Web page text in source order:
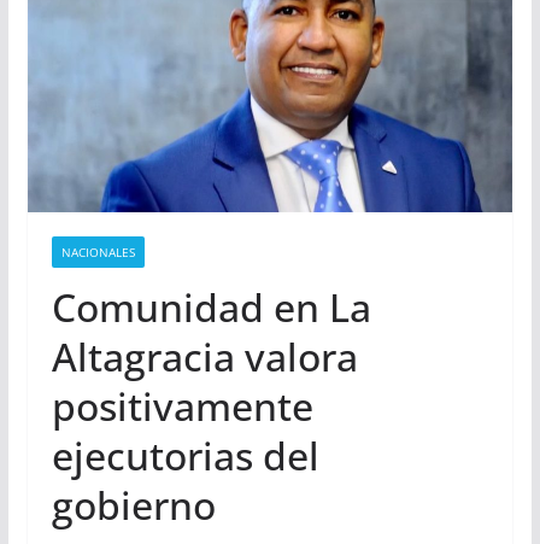
NACIONALES
Comunidad en La
Altagracia valora
positivamente
ejecutorias del
gobierno